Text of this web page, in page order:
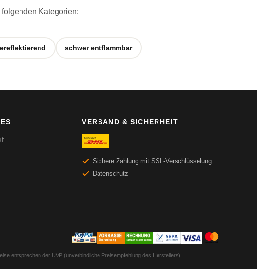
Kategorien:
schwer entflammbar
VERSAND & SICHERHEIT
Sichere Zahlung mit SSL-Verschlüsselung
Datenschutz
entsprechen der UVP (unverbindliche Preisempfehlung des Herstellers).